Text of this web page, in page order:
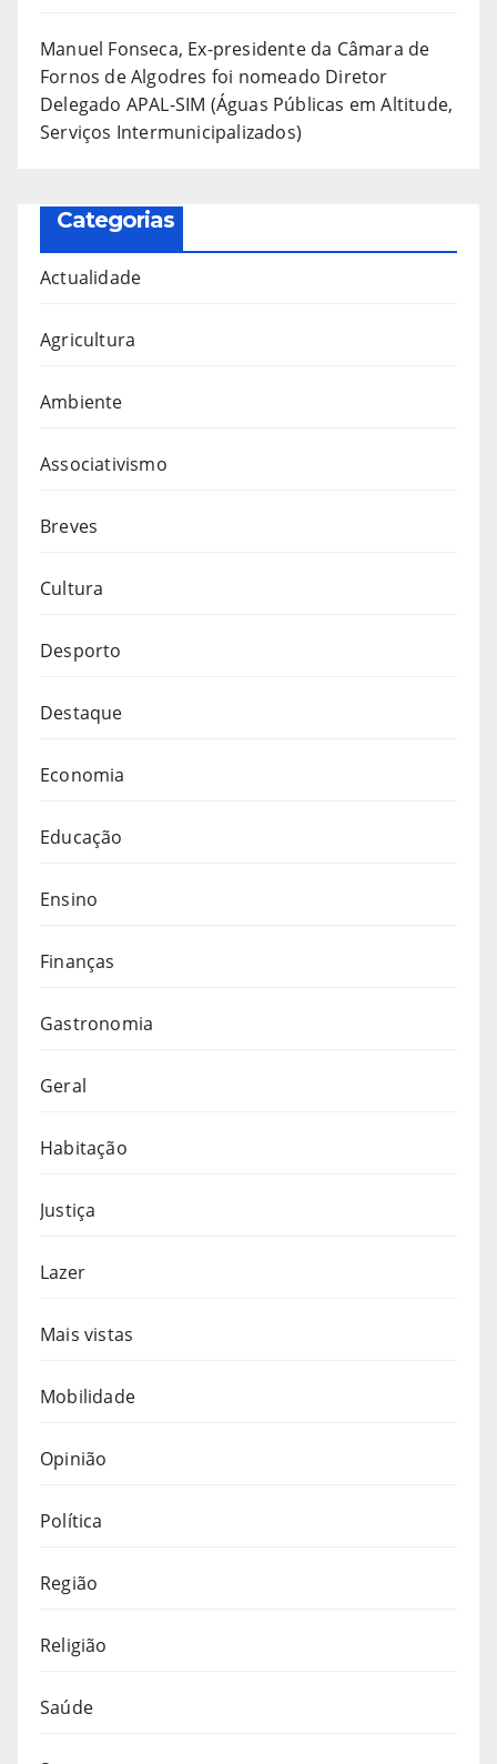
Manuel Fonseca, Ex-presidente da Câmara de
Fornos de Algodres foi nomeado Diretor
Delegado APAL-SIM (Águas Públicas em Altitude,
Serviços Intermunicipalizados)
Categorias
Actualidade
Agricultura
Ambiente
Associativismo
Breves
Cultura
Desporto
Destaque
Economia
Educação
Ensino
Finanças
Gastronomia
Geral
Habitação
Justiça
Lazer
Mais vistas
Mobilidade
Opinião
Política
Região
Religião
Saúde